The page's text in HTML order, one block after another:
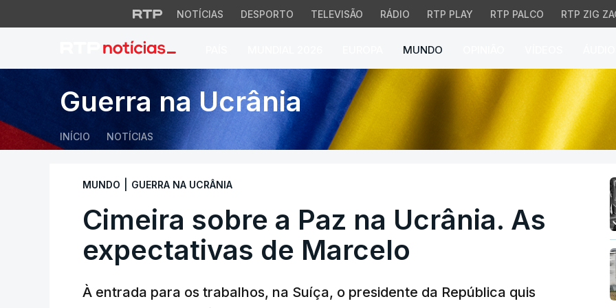
NOTÍCIAS DESPORTO TELEVISÃO RÁDIO RTP PLAY RTP PALCO RTP ZIG
MUNDO
Cimeira sobre a Paz na Ucrânia. As
Guerra na Ucrânia
INÍCIO NOTÍCIAS
MUNDO GUERRA NA UCRÂNIA
Cimeira sobre a Paz na Ucrânia. As
expectativas de Marcelo
À entrada para os trabalhos, na Suíça, o presidente da República quis